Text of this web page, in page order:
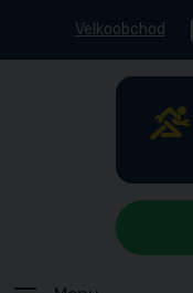
Velkoobchod